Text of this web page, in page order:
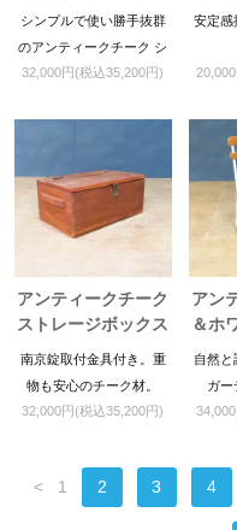
シンプルで使い勝手抜群
のアンティークチーク シ
ョートベンチ
32,000円(税込35,200円)
安定感
アンティークチーク
ストレージボックス
南京錠取付金具付き。重
物も安心のチーク材。
32,000円(税込35,200円)
アン
＆ホ
ガー
自然と
ガー
< 1 2 3 4